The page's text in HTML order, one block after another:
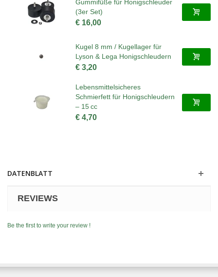
Gummifüße für Honigschleuder
(3er Set)
€ 16,00
Kugel 8 mm / Kugellager für
Lyson & Lega Honigschleudern
€ 3,20
Lebensmittelsicheres
Schmierfett für Honigschleudern
– 15 cc
€ 4,70
DATENBLATT
REVIEWS
Be the first to write your review !